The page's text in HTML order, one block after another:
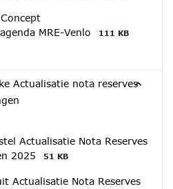
MRE-Venlo
111 KB
Actualisatie nota reserves
Actualisatie Nota Reserves
2025
51 KB
Actualisatie Nota Reserves